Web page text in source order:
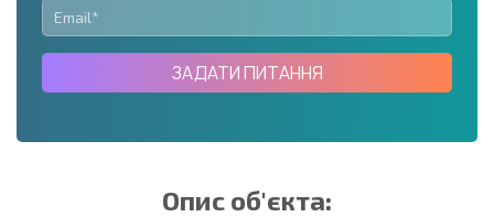
ЗАДАТИ ПИТАННЯ
Опис об'єкта: